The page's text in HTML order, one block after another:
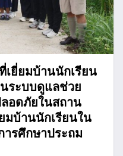
เยี่ยมบ้านนักเรียน
ระบบดูแลช่วย
อดภัยในสถาน
มบ้านนักเรียนใน
รศึกษาประถม